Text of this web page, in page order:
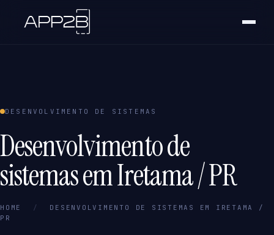
DESENVOLVIMENTO DE SISTEMAS
Desenvolvimento de
sistemas em Iretama / PR
HOME /
DESENVOLVIMENTO DE SISTEMAS EM IRETAMA /
PR